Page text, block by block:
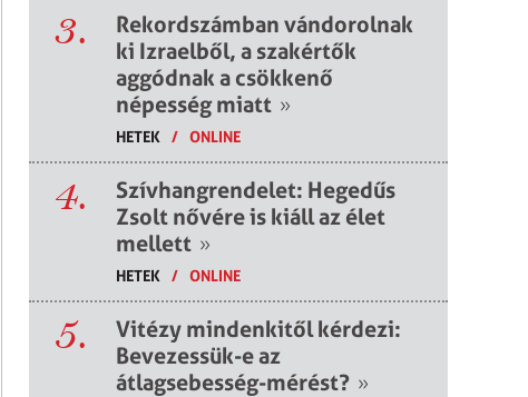
3.
Rekordszámban vándorolnak
ki Izraelből, a szakértők
aggódnak a csökkenő
népesség miatt »
HETEK / ONLINE
4.
Szívhangrendelet: Hegedűs
Zsolt nővére is kiáll az élet
mellett »
HETEK / ONLINE
5.
Vitézy mindenkitől kérdezi:
Bevezessük-e az
átlagsebesség-mérést? »